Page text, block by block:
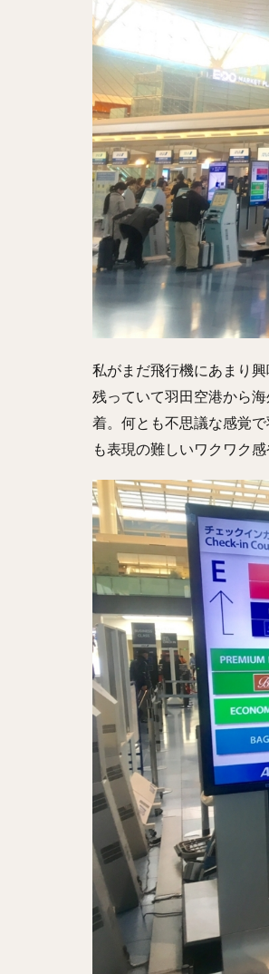
私がまだ飛行機にあまり
残っていて羽田空港から
着。何とも不思議な感覚
も表現の難しいワクワク